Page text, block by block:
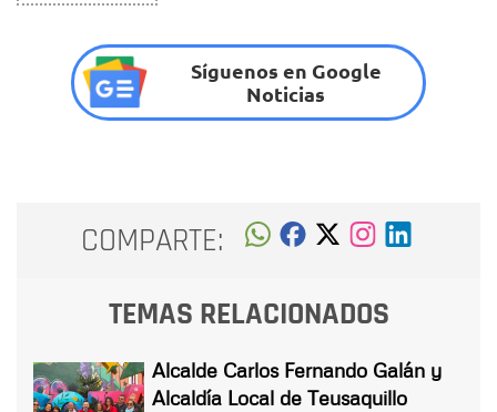
Síguenos en Google
Noticias
COMPARTE:
TEMAS RELACIONADOS
Alcalde Carlos Fernando Galán y
Alcaldía Local de Teusaquillo